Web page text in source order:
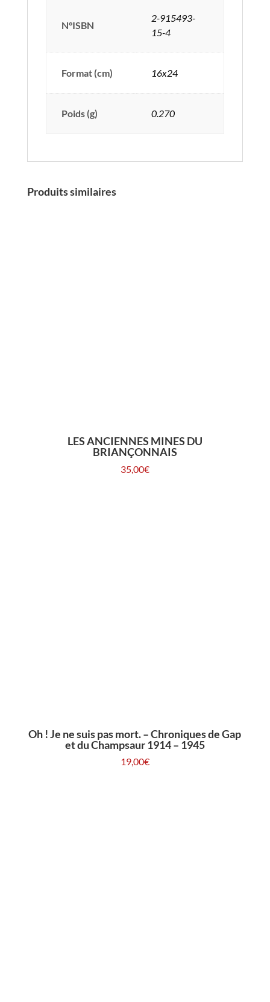
N°ISBN
2-915493-
15-4
Format (cm) 16x24
Poids (g) 0.270
Produits similaires
LES ANCIENNES MINES DU
BRIANÇONNAIS
35,00€
Oh ! Je ne suis pas mort. – Chroniques de Gap
et du Champsaur 1914 – 1945
19,00€